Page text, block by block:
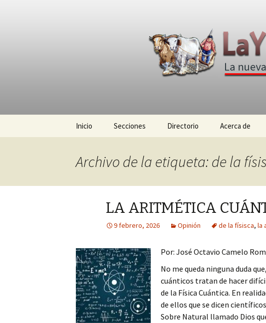
La Yunta de
Inicio Secciones
Deportes
Opinión
Directorio Acerca de
Archivo de la etiqueta: de la
LA ARITMÉTICA
9 febrero, 2026 Opinión de la físisca, la
Por: José Octavio Camelo
No me queda ninguna duda
cuánticos tratan de hacer
de la Física Cuántica. En
de ellos que se dicen
Sobre Natural llamado Dios